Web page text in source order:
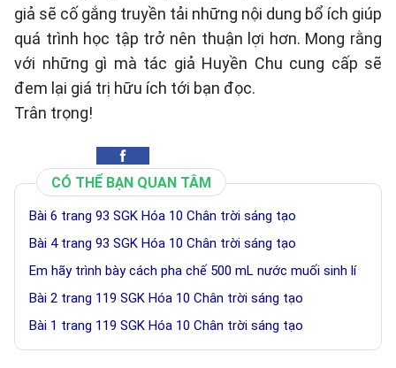
giả sẽ cố gắng truyền tải những nội dung bổ ích giúp
quá trình học tập trở nên thuận lợi hơn. Mong rằng
với những gì mà tác giả Huyền Chu cung cấp sẽ
đem lại giá trị hữu ích tới bạn đọc.
Trân trọng!
CÓ THỂ BẠN QUAN TÂM
Bài 6 trang 93 SGK Hóa 10 Chân trời sáng tạo
Bài 4 trang 93 SGK Hóa 10 Chân trời sáng tạo
Em hãy trình bày cách pha chế 500 mL nước muối sinh lí
Bài 2 trang 119 SGK Hóa 10 Chân trời sáng tạo
Bài 1 trang 119 SGK Hóa 10 Chân trời sáng tạo